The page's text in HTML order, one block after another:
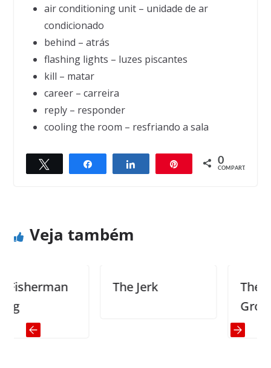
air conditioning unit – unidade de ar
condicionado
behind – atrás
flashing lights – luzes piscantes
kill – matar
career – carreira
reply – responder
cooling the room – resfriando a sala
Compartilhar Compartilhar 0
COMPART.
← Previous
Next →
Veja também
The Jerk
The
Groom